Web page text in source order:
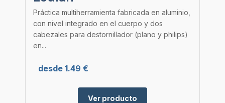
Práctica multiherramienta fabricada en aluminio,
con nivel integrado en el cuerpo y dos
cabezales para destornillador (plano y philips)
en...
desde 1.49 €
Ver producto